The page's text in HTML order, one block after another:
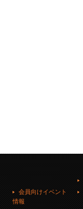
会員向けイベント
情報